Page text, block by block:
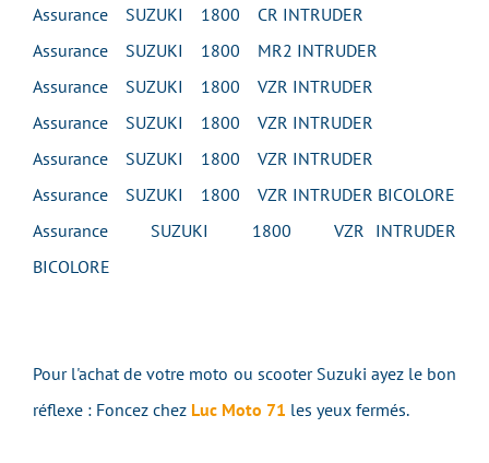
Assurance SUZUKI 1800 CR INTRUDER
Assurance SUZUKI 1800 MR2 INTRUDER
Assurance SUZUKI 1800 VZR INTRUDER
Assurance SUZUKI 1800 VZR INTRUDER
Assurance SUZUKI 1800 VZR INTRUDER
Assurance SUZUKI 1800 VZR INTRUDER BICOLORE
Assurance SUZUKI 1800 VZR INTRUDER
BICOLORE
Pour l'achat de votre moto ou scooter Suzuki ayez le bon
réflexe : Foncez chez Luc Moto 71 les yeux fermés.